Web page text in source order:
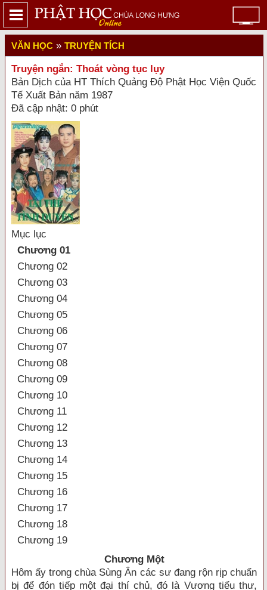
VĂN HỌC » TRUYỆN TÍCH
Truyện ngắn: Thoát vòng tục lụy
Bản Dịch của HT Thích Quảng Độ Phật Học Viện Quốc
Tế Xuất Bản năm 1987
Đã cập nhật: 0 phút
Mục lục
Chương 01
Chương 02
Chương 03
Chương 04
Chương 05
Chương 06
Chương 07
Chương 08
Chương 09
Chương 10
Chương 11
Chương 12
Chương 13
Chương 14
Chương 15
Chương 16
Chương 17
Chương 18
Chương 19
Chương Một
Hôm ấy trong chùa Sùng Ân các sư đang rộn rịp chuẩn
bị để đón tiếp một đại thí chủ, đó là Vương tiểu thư,